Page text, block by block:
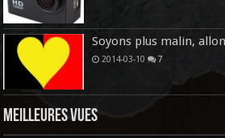
Soyons plus malin,
2014-03-10 7
Meilleures vues